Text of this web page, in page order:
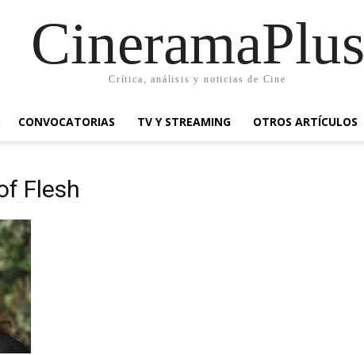
CineramaPlus
Crítica, análisis y noticias de Cine
CONVOCATORIAS TV Y STREAMING OTROS ARTÍCULOS
Flesh